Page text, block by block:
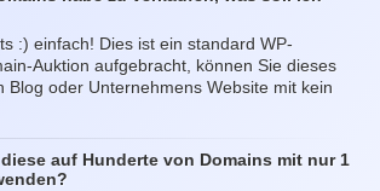
:) einfach! Dies ist ein standard WP-
Auktion aufgebracht, können Sie dieses
Blog oder Unternehmens Website mit kein
auf Hunderte von Domains mit nur 1